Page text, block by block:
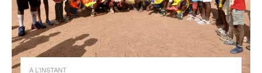
A L'INSTANT